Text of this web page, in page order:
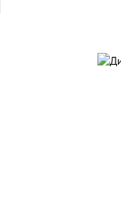
вместе со своим